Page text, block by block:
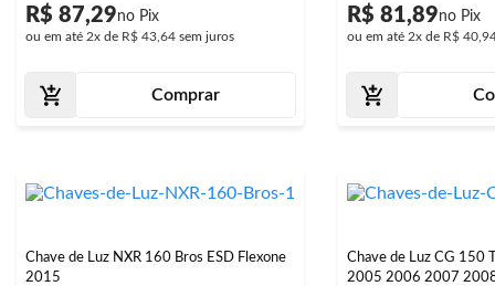
R$ 87,29
ou em até 2x de R$ 43,64 sem juros
Comprar
R$ 81,89
ou em até 2x de R$
Chave de Luz NXR 160 Bros ESD Flexone
2015
Chave de Luz CG 150
2005 2006 2007